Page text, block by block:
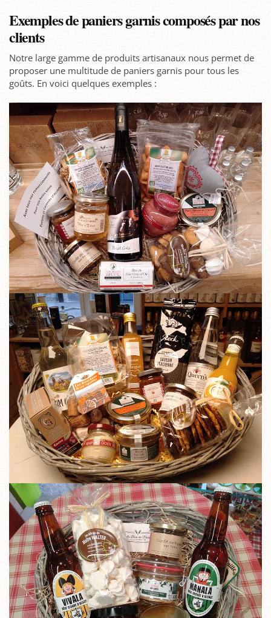
Exemples de paniers garnis composés par nos
clients
Notre large gamme de produits artisanaux nous permet de
proposer une multitude de paniers garnis pour tous les
goûts. En voici quelques exemples :